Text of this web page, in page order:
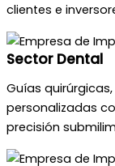
clientes e
Sector Dental
Guías
personalizadas
precisión